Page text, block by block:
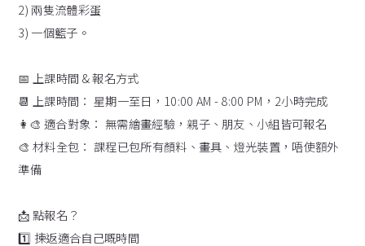
2) 兩隻流體彩蛋
3) 一個籃子。
📅 上課時間 & 報名方式
📆 上課時間： 星期一至日，10:00 AM - 8:00 PM，2小時完成
👩‍🎨 適合對象： 無需繪畫經驗，親子、朋友、小組皆可報名
🎨 材料全包： 課程已包所有顏料、畫具、燈光裝置，唔使額外
準備
📩 點報名？
1️⃣ 揀返適合自己嘅時間